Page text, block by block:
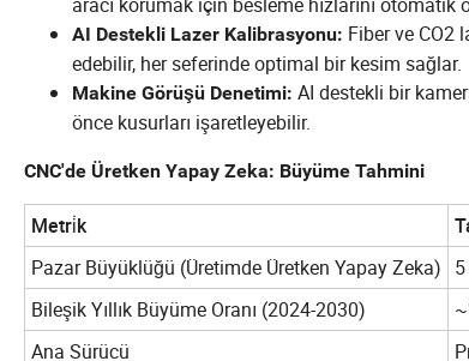
AI Destekli Lazer Kalibrasyonu: Fiber ve CO2
edebilir, her seferinde optimal bir kesim sağlar.
Makine Görüşü Denetimi: AI destekli bir
önce kusurları işaretleyebilir.
CNC'de Üretken Yapay Zeka: Büyüme Tahmini
Metri̇k
Pazar Büyüklüğü (Üretimde Üretken Yapay Zeka)
Bileşik Yıllık Büyüme Oranı (2024-2030)
Ana Sürücü